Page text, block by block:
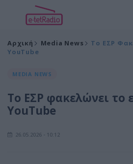
Αρχική Media News
Το ΕΣΡ
YouTube
MEDIA NEWS
Το ΕΣΡ φακελώνει το
YouTube
26.05.2026 - 10:12